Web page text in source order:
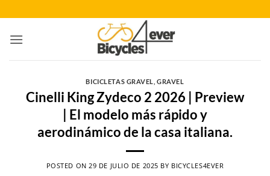
al
contenido
BICICLETAS GRAVEL ,GRAVEL
Cinelli King Zydeco 2 2026 | Preview
| El modelo más rápido y
aerodinámico de la casa italiana.
POSTED ON 29 DE JULIO DE 2025 BY BICYCLES4EVER